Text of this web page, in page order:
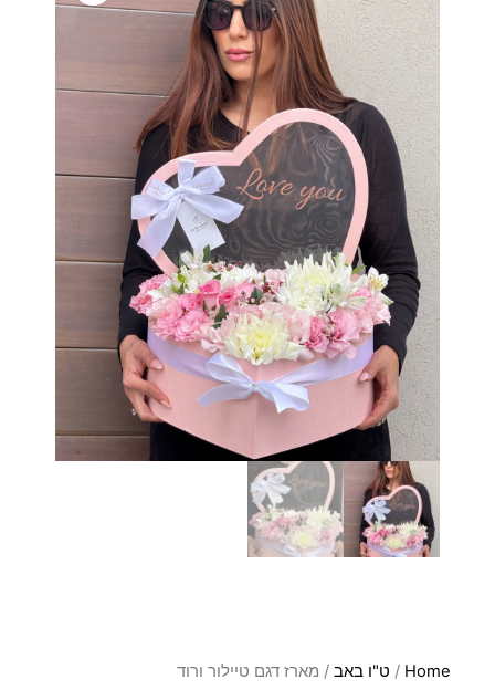
Home
/ ט"ו באב / מארז דגם טיילור ורוד